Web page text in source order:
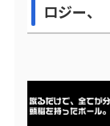
ロジー、